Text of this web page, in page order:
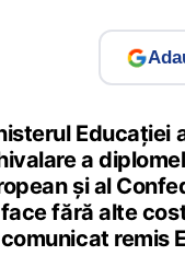
Educației
a
și al
fără alte
remis